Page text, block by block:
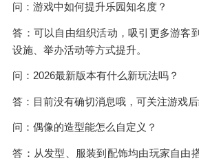
问：游戏中如何提升乐园知名度？
答：可以自由组织活动，吸引更多游客
设施、举办活动等方式提升。
问：2026最新版本有什么新玩法吗？
答：目前没有确切消息哦，可关注游戏后
问：偶像的造型能怎么自定义？
答：从发型、服装到配饰均由玩家自由